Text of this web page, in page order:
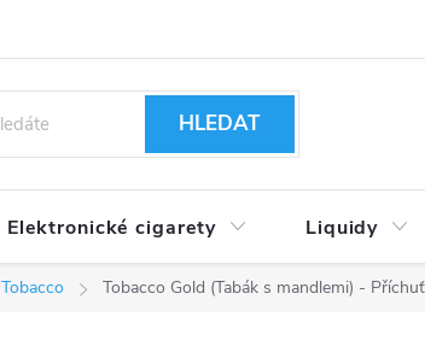
HLEDAT
Elektronické cigarety Liquidy
Tobacco Tobacco Gold (Tabák s mandlemi) -